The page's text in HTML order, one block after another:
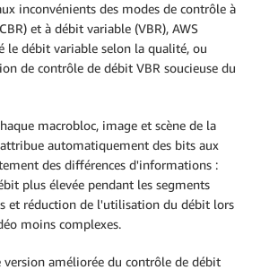
inconvénients des modes de contrôle à
et à débit variable (VBR), AWS
le débit variable selon la qualité, ou
de contrôle de débit VBR soucieuse du
macrobloc, image et scène de la
automatiquement des bits aux
des différences d'informations :
plus élevée pendant les segments
et réduction de l'utilisation du débit lors
moins complexes.
version améliorée du contrôle de débit